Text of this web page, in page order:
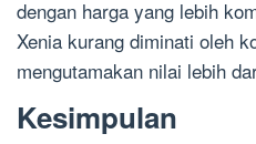
dengan harga yang lebih
Xenia kurang diminati oleh
mengutamakan nilai lebih
Kesimpulan